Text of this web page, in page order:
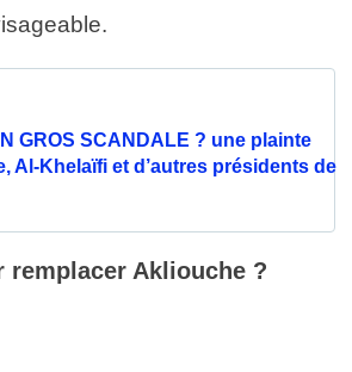
GROS SCANDALE ? une plainte
Al-Khelaïfi et d’autres présidents de
remplacer Akliouche ?